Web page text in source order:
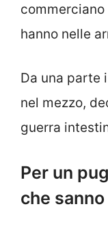
hanno nelle
Da una parte
nel mezzo,
guerra
Per un
che